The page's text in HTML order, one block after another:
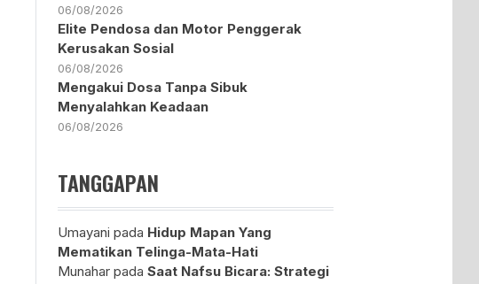
06/08/2026
Elite Pendosa dan Motor Penggerak
Kerusakan Sosial
06/08/2026
Mengakui Dosa Tanpa Sibuk
Menyalahkan Keadaan
06/08/2026
TANGGAPAN
Umayani pada Hidup Mapan Yang
Mematikan Telinga-Mata-Hati
Munahar padaSaat Nafsu Bicara: Strategi